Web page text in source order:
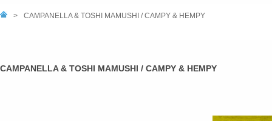
> CAMPANELLA & TOSHI MAMUSHI / CAMPY & HEMPY
CAMPANELLA & TOSHI MAMUSHI / CAMPY & HEMPY